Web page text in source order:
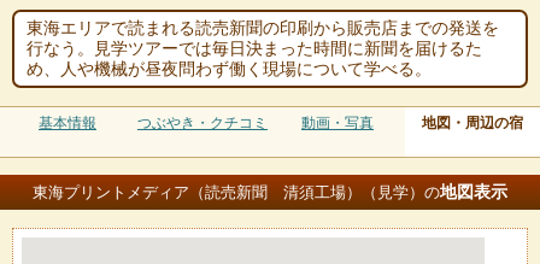
東海エリアで読まれる読売新聞の印刷から販売店までの発送を
行なう。見学ツアーでは毎日決まった時間に新聞を届けるた
め、人や機械が昼夜問わず働く現場について学べる。
基本情報 つぶやき・クチコミ 動画・写真 地図・周辺の宿
東海プリントメディア（読売新聞 清須工場）（見学）の地図表示